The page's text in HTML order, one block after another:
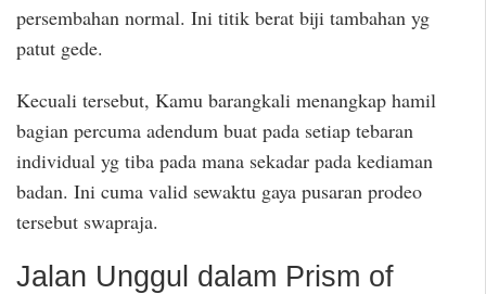
persembahan normal. Ini titik berat biji tambahan yg
patut gede.
Kecuali tersebut, Kamu barangkali menangkap hamil
bagian percuma adendum buat pada setiap tebaran
individual yg tiba pada mana sekadar pada kediaman
badan. Ini cuma valid sewaktu gaya pusaran prodeo
tersebut swapraja.
Jalan Unggul dalam Prism of